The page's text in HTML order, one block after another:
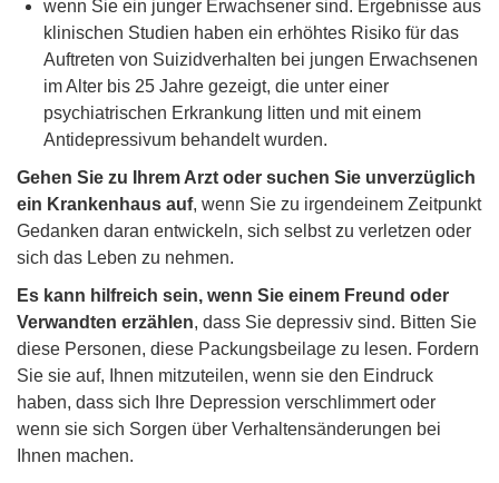
wenn Sie ein junger Erwachsener sind. Ergebnisse aus
klinischen Studien haben ein erhöhtes Risiko für das
Auftreten von Suizidverhalten bei jungen Erwachsenen
im Alter bis 25 Jahre gezeigt, die unter einer
psychiatrischen Erkrankung litten und mit einem
Antidepressivum behandelt wurden.
Gehen Sie zu Ihrem Arzt oder suchen Sie unverzüglich
ein Krankenhaus auf, wenn Sie zu irgendeinem Zeitpunkt
Gedanken daran entwickeln, sich selbst zu verletzen oder
sich das Leben zu nehmen.
Es kann hilfreich sein, wenn Sie einem Freund oder
Verwandten erzählen, dass Sie depressiv sind. Bitten Sie
diese Personen, diese Packungsbeilage zu lesen. Fordern
Sie sie auf, Ihnen mitzuteilen, wenn sie den Eindruck
haben, dass sich Ihre Depression verschlimmert oder
wenn sie sich Sorgen über Verhaltensänderungen bei
Ihnen machen.